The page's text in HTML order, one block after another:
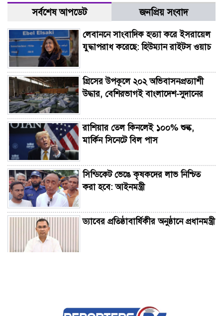
সর্বশেষ আপডেট জনপ্রিয় সংবাদ
লেবাননে সাংবাদিক হত্যা করে ইসরায়েল
যুদ্ধাপরাধ করেছে: হিউম্যান রাইটস ওয়াচ
গ্রিসের উপকূলে ২০২ অভিবাসনপ্রত্যাশী
উদ্ধার, বেশিরভাগই বাংলাদেশ-সুদানের
রাশিয়ার তেল কিনলেই ১০০% শুল্ক,
মার্কিন সিনেটে বিল পাস
সিন্ডিকেট ভেঙে কৃষকদের লাভ নিশ্চিত
করা হবে: আইনমন্ত্রী
ড্যাবের প্রতিষ্ঠাবার্ষিকীর অনুষ্ঠানে প্রধানমন্ত্রী